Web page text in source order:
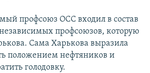
профсоюз ОСС входил в состав
профсоюзов, которую
Сама Харькова выразила
положением нефтяников и
голодовку.